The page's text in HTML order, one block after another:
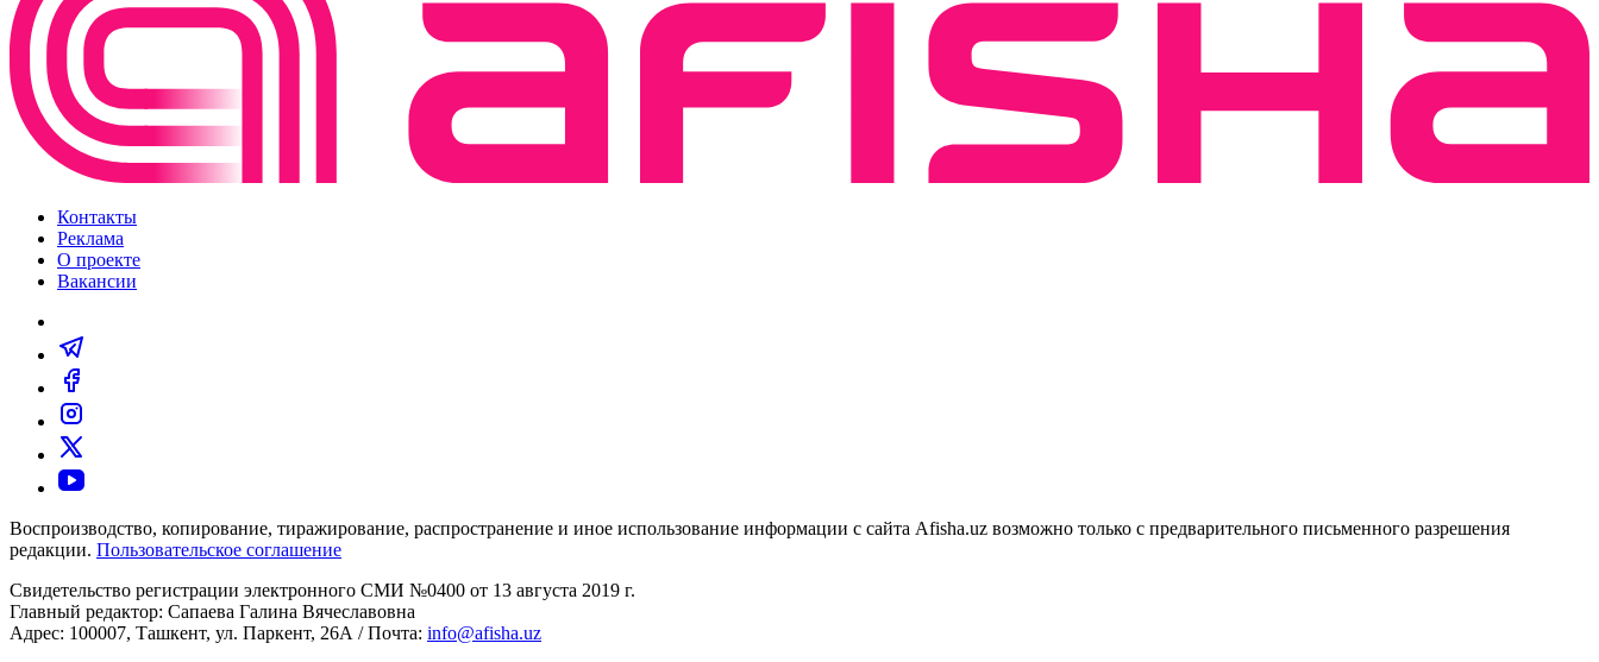
Контакты
Реклама
О проекте
Вакансии
Воспроизводство, копирование, тиражирование, распространение и иное использование информации с сайта Afisha.uz возможно только с предварительного письменного разрешения
редакции. Пользовательское соглашение
Свидетельство регистрации электронного СМИ №0400 от 13 августа 2019 г.
Главный редактор: Сапаева Галина Вячеславовна
Адрес: 100007, Ташкент, ул. Паркент, 26А / Почта: info@afisha.uz